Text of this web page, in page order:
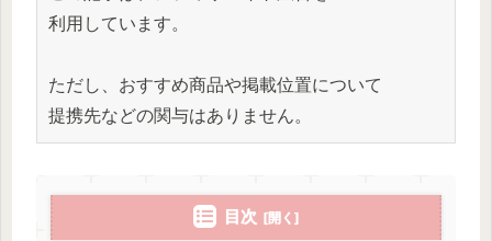
利用しています。
ただし、おすすめ商品や掲載位置について
提携先などの関与はありません。
目次